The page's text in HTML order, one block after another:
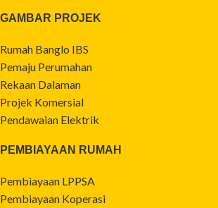
GAMBAR PROJEK
Rumah Banglo IBS
Pemaju Perumahan
Rekaan Dalaman
Projek Komersial
Pendawaian Elektrik
PEMBIAYAAN RUMAH
Pembiayaan LPPSA
Pembiayaan Koperasi